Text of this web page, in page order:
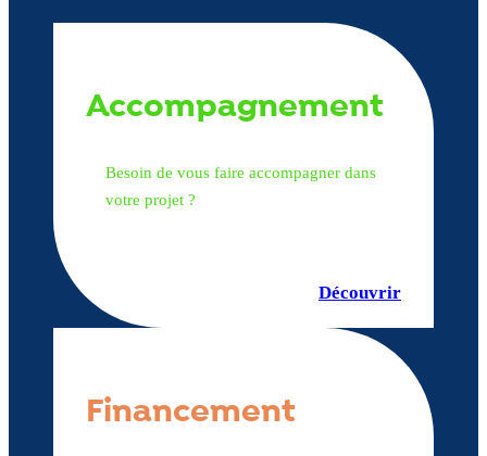
Accompagnement
Besoin de vous faire accompagner dans
votre projet ?
Découvrir
Financement